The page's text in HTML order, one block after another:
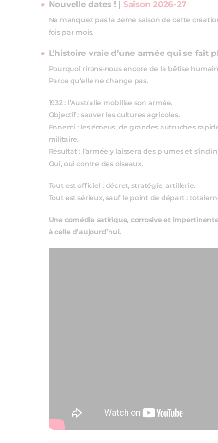
Nouvelle dates ! | Saison 2026-27
Ne manquez pas la 3ème saison de cette
fois par mois.
L’histoire vraie d’une armée qui se fait
Pourquoi rirons‑nous encore de la bêtise
Parce qu’elle ne change pas.
1932 : l’Australie mobilise son armée.
Objectif : sauver les cultures agricoles.
Ennemi : les émeus, de grandes autruches
militaire.
Résultat : l’armée y laissera des plumes et
Oui, oui contre des oiseaux.
Tout est officiel : décret, stratégie, artillerie.
Tout est sérieux, sauf le point de départ :
Une comédie satirique, corrosive et
à celle d’aujourd’hui.